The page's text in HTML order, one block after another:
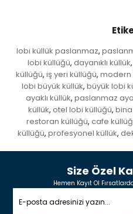
lobi küllük paslanmaz,
lobi küllüğü, dayanıklı küllük,
küllüğü, iş yeri küllüğü, modern
lobi büyük küllük, büyük lobi
ayaklı küllük, paslanmaz
küllük, otel lobi küllüğü,
restoran küllüğü, cafe
küllüğü, profesyonel küllük,
Size Özel
Hemen Kayıt Ol